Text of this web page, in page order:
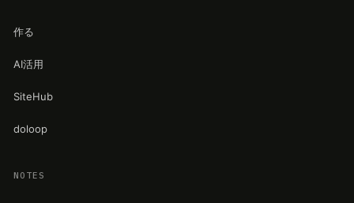
作る
AI活用
SiteHub
doloop
NOTES